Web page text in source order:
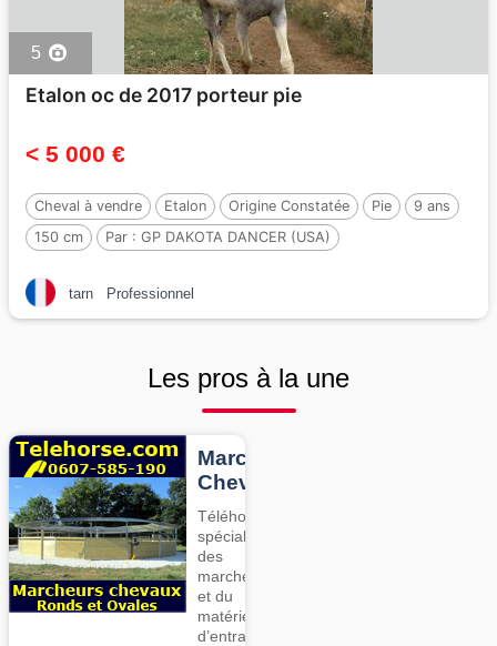
5
Etalon oc de 2017 porteur pie
< 5 000 €
Cheval à vendre Etalon Origine Constatée Pie
9 ans
150 cm
Par : GP DAKOTA DANCER (USA)
tarn Professionnel
Les pros à la une
Marcheurs
Chevaux
Téléhorse,
spécialiste
des
marcheurs
et du
matériel
d’entrainement